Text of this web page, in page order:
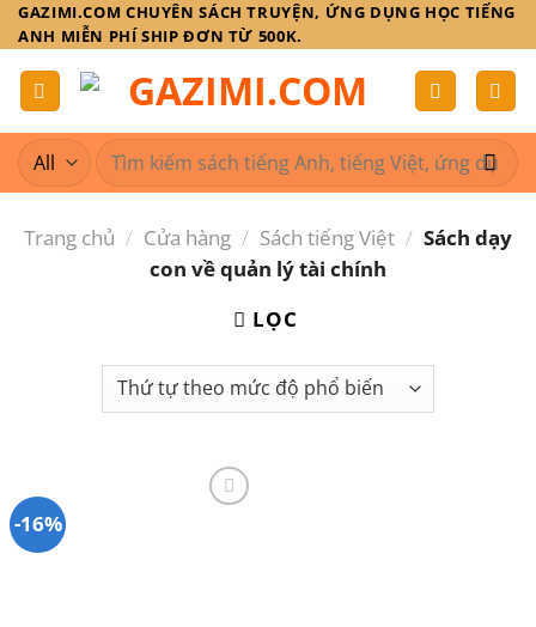
Skip
to
content
GAZIMI.COM CHUYÊN SÁCH TRUYỆN, ỨNG DỤNG HỌC TIẾNG
ANH MIỄN PHÍ SHIP ĐƠN TỪ 500K.
Tìm
kiếm:
Trang chủ / Cửa hàng / Sách tiếng Việt / Sách dạy
con về quản lý tài chính
LỌC
-16%